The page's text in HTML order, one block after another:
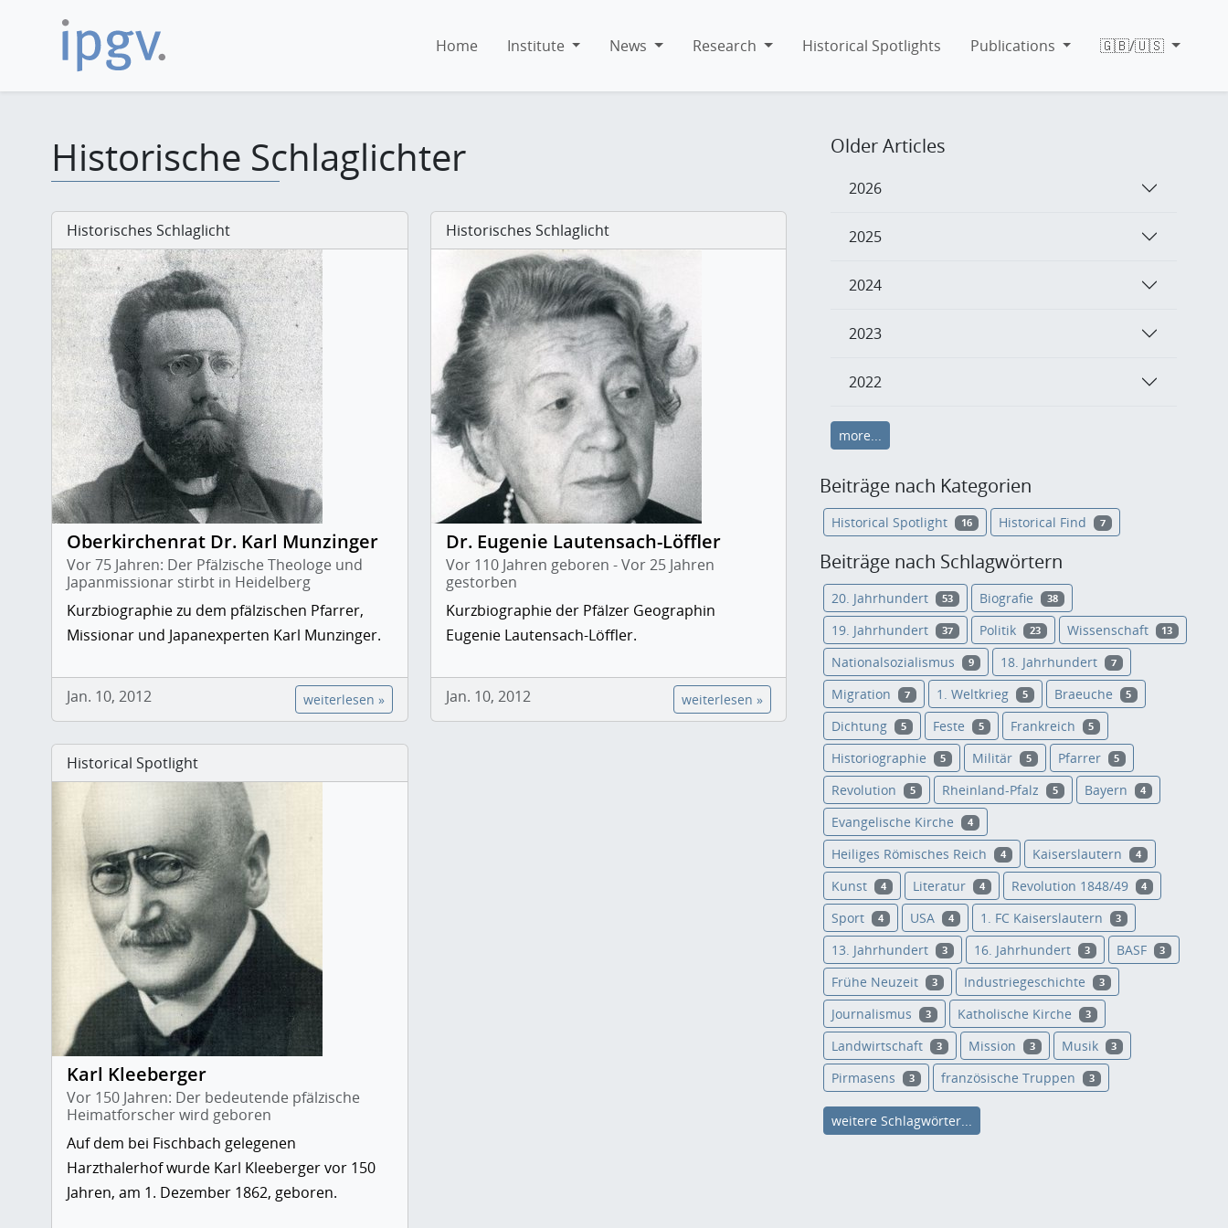
Home Institute News Research Historical Spotlights Publications 🇬🇧/🇺🇸
Historische Schlaglichter
Historisches Schlaglicht
Oberkirchenrat Dr. Karl Munzinger
Vor 75 Jahren: Der Pfälzische Theologe und
Japanmissionar stirbt in Heidelberg
Kurzbiographie zu dem pfälzischen Pfarrer,
Missionar und Japanexperten Karl Munzinger.
Jan. 10, 2012 weiterlesen »
Historisches Schlaglicht
Dr. Eugenie Lautensach-Löffler
Vor 110 Jahren geboren - Vor 25 Jahren
gestorben
Kurzbiographie der Pfälzer Geographin
Eugenie Lautensach-Löffler.
Jan. 10, 2012 weiterlesen »
Historical Spotlight
Karl Kleeberger
Vor 150 Jahren: Der bedeutende pfälzische
Heimatforscher wird geboren
Auf dem bei Fischbach gelegenen
Harzthalerhof wurde Karl Kleeberger vor 150
Jahren, am 1. Dezember 1862, geboren.
Older Articles
2026
2025
2024
2023
2022
more...
Beiträge nach Kategorien
Historical Spotlight 16 Historical Find 7
Beiträge nach Schlagwörtern
20. Jahrhundert 53 Biografie 38
19. Jahrhundert 37 Politik 23 Wissenschaft 13
Nationalsozialismus 9 18. Jahrhundert 7
Migration 7 1. Weltkrieg 5 Braeuche 5
Dichtung 5 Feste 5 Frankreich 5
Historiographie 5 Militär 5 Pfarrer 5
Revolution 5 Rheinland-Pfalz 5 Bayern 4
Evangelische Kirche 4
Heiliges Römisches Reich 4 Kaiserslautern 4
Kunst 4 Literatur 4 Revolution 1848/49 4
Sport 4 USA 4 1. FC Kaiserslautern 3
13. Jahrhundert 3 16. Jahrhundert 3 BASF 3
Frühe Neuzeit 3 Industriegeschichte 3
Journalismus 3 Katholische Kirche 3
Landwirtschaft 3 Mission 3 Musik 3
Pirmasens 3 französische Truppen 3
weitere Schlagwörter...